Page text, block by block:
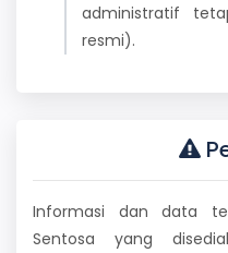
administratif
resmi).
Informasi dan data
Sentosa yang